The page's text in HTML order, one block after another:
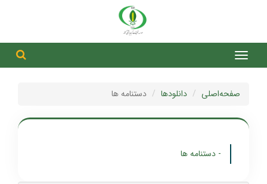
صفحه‌اصلی دانلودها دستنامه ها
- دستنامه ها